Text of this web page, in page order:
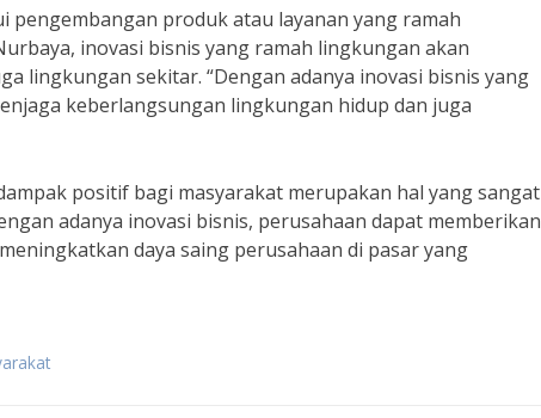
pengembangan produk atau layanan yang ramah
inovasi bisnis yang ramah lingkungan akan
lingkungan sekitar. “Dengan adanya inovasi bisnis yang
keberlangsungan lingkungan hidup dan juga
positif bagi masyarakat merupakan hal yang sangat
adanya inovasi bisnis, perusahaan dapat memberikan
daya saing perusahaan di pasar yang